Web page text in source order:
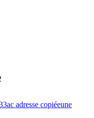
adresse copiéeune